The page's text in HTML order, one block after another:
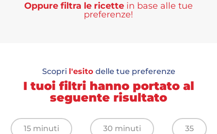
Oppure filtra le ricette in base alle tue
preferenze!
Scopri l'esito delle tue preferenze
I tuoi filtri hanno portato al
seguente risultato
15 minuti 30 minuti 35